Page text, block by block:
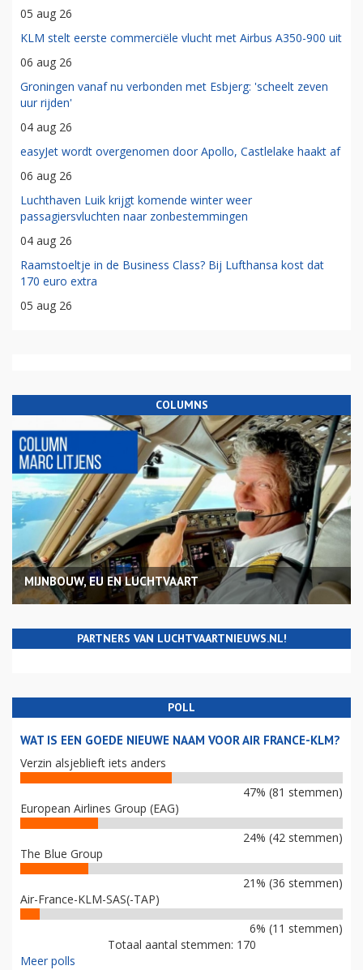
05 aug 26
KLM stelt eerste commerciële vlucht met Airbus A350-900 uit
06 aug 26
Groningen vanaf nu verbonden met Esbjerg: 'scheelt zeven
uur rijden'
04 aug 26
easyJet wordt overgenomen door Apollo, Castlelake haakt af
06 aug 26
Luchthaven Luik krijgt komende winter weer
passagiersvluchten naar zonbestemmingen
04 aug 26
Raamstoeltje in de Business Class? Bij Lufthansa kost dat
170 euro extra
05 aug 26
COLUMNS
MIJNBOUW, EU EN LUCHTVAART
PARTNERS VAN LUCHTVAARTNIEUWS.NL!
POLL
WAT IS EEN GOEDE NIEUWE NAAM VOOR AIR FRANCE-KLM?
Verzin alsjeblieft iets anders
47% (81 stemmen)
European Airlines Group (EAG)
24% (42 stemmen)
The Blue Group
21% (36 stemmen)
Air-France-KLM-SAS(-TAP)
6% (11 stemmen)
Totaal aantal stemmen: 170
Meer polls